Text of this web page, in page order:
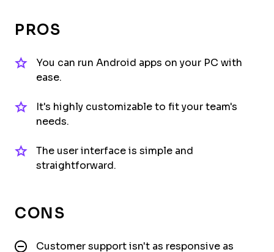
PROS
You can run Android apps on your PC with
ease.
It's highly customizable to fit your team's
needs.
The user interface is simple and
straightforward.
CONS
Customer support isn't as responsive as